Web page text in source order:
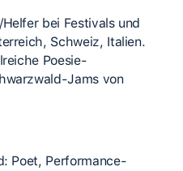
bei Festivals und
Schweiz, Italien.
Poesie-
Jams von
Poet, Performance-